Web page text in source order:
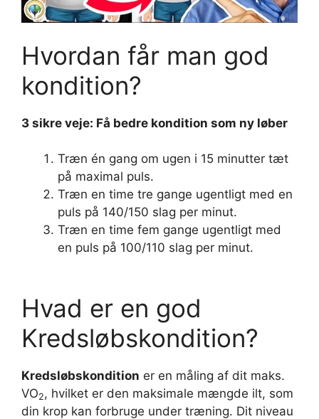
Hvordan får man god
kondition?
3 sikre veje: Få bedre kondition som ny løber
Træn én gang om ugen i 15 minutter tæt
på maximal puls.
Træn en time tre gange ugentligt med en
puls på 140/150 slag per minut.
Træn en time fem gange ugentligt med
en puls på 100/110 slag per minut.
Hvad er en god
Kredsløbskondition?
Kredsløbskondition er en måling af dit maks.
VO2, hvilket er den maksimale mængde ilt, som
din krop kan forbruge under træning. Dit niveau